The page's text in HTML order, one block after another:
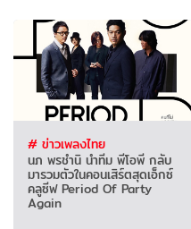
# ข่าวเพลงไทย
นภ พรชำนิ นำทีม พีโอพี กลับ
มารวมตัวในคอนเสิร์ตสุดเอ็กซ์
คลูซีฟ Period Of Party
Again